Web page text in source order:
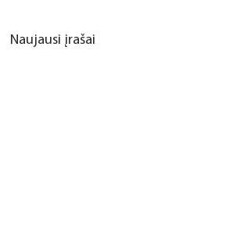
Naujausi įrašai